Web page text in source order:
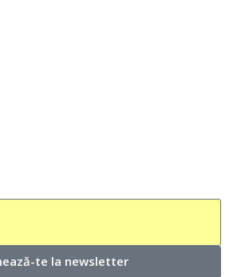
te la newsletter